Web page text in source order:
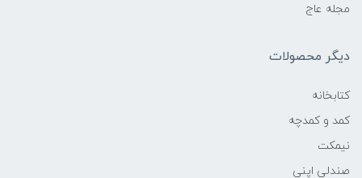
مجله عاج
دیگر محصولات
کتابخانه
کمد و کمدچه
نیمکت
صندلی اپنی